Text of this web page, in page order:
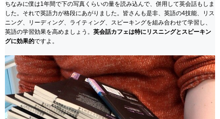
ちなみに僕は1年間で下の写真くらいの量を読み込んで、併用して英会話もしま
した。それで英語力が格段にあがりました。皆さんも是非、英語の4技能、リス
ニング、リーディング、ライティング、スピーキングを組み合わせて学習し、
英語の学習効果を高めましょう。 英会話カフェは特にリスニングとスピーキン
グに効果的ですよ。